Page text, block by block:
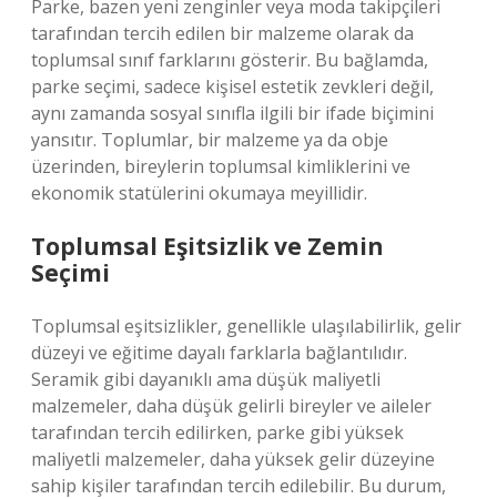
Parke, bazen yeni zenginler veya moda takipçileri
tarafından tercih edilen bir malzeme olarak da
toplumsal sınıf farklarını gösterir. Bu bağlamda,
parke seçimi, sadece kişisel estetik zevkleri değil,
aynı zamanda sosyal sınıfla ilgili bir ifade biçimini
yansıtır. Toplumlar, bir malzeme ya da obje
üzerinden, bireylerin toplumsal kimliklerini ve
ekonomik statülerini okumaya meyillidir.
Toplumsal Eşitsizlik ve Zemin
Seçimi
Toplumsal eşitsizlikler, genellikle ulaşılabilirlik, gelir
düzeyi ve eğitime dayalı farklarla bağlantılıdır.
Seramik gibi dayanıklı ama düşük maliyetli
malzemeler, daha düşük gelirli bireyler ve aileler
tarafından tercih edilirken, parke gibi yüksek
maliyetli malzemeler, daha yüksek gelir düzeyine
sahip kişiler tarafından tercih edilebilir. Bu durum,